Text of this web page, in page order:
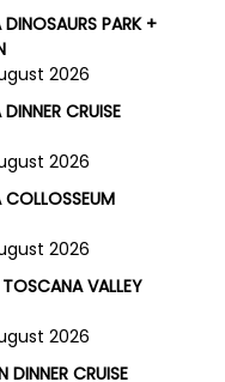
PARK +
2026
CRUISE
2026
2026
VALLEY
2026
DINNER CRUISE